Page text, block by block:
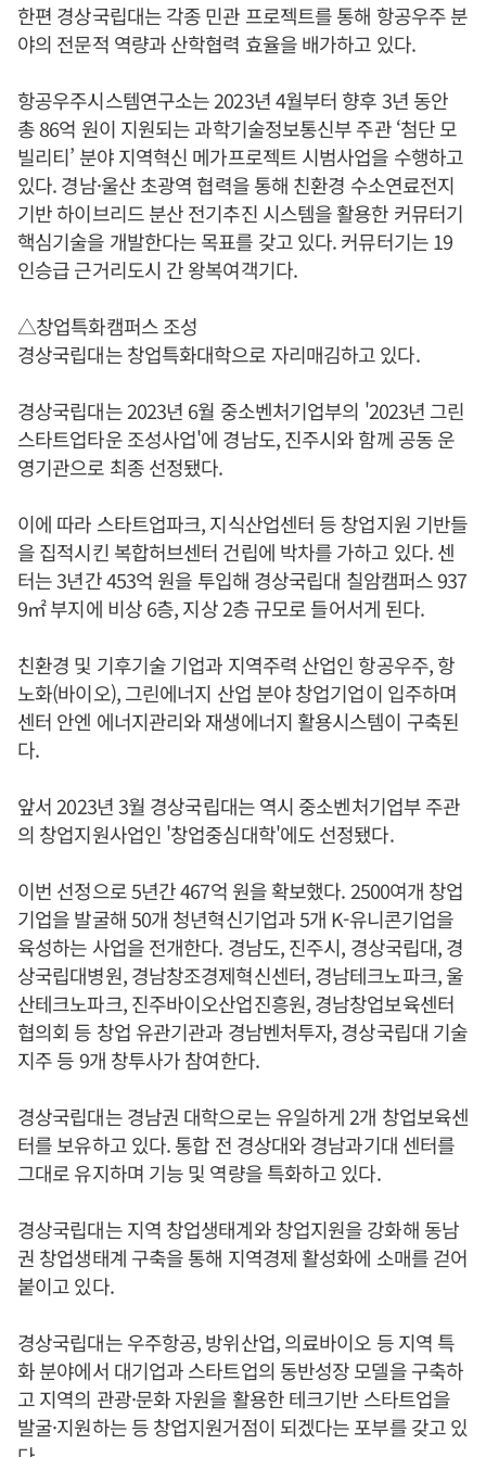
한편 경상국립대는 각종 민관 프로젝트를 통해 항공우주 분
야의 전문적 역량과 산학협력 효율을 배가하고 있다.
항공우주시스템연구소는 2023년 4월부터 향후 3년 동안
총 86억 원이 지원되는 과학기술정보통신부 주관 ‘첨단 모
빌리티’ 분야 지역혁신 메가프로젝트 시범사업을 수행하고
있다. 경남·울산 초광역 협력을 통해 친환경 수소연료전지
기반 하이브리드 분산 전기추진 시스템을 활용한 커뮤터기
핵심기술을 개발한다는 목표를 갖고 있다. 커뮤터기는 19
인승급 근거리도시 간 왕복여객기다.
△창업특화캠퍼스 조성
경상국립대는 창업특화대학으로 자리매김하고 있다.
경상국립대는 2023년 6월 중소벤처기업부의 '2023년 그린
스타트업타운 조성사업'에 경남도, 진주시와 함께 공동 운
영기관으로 최종 선정됐다.
이에 따라 스타트업파크, 지식산업센터 등 창업지원 기반들
을 집적시킨 복합허브센터 건립에 박차를 가하고 있다. 센
터는 3년간 453억 원을 투입해 경상국립대 칠암캠퍼스 937
9㎡ 부지에 비상 6층, 지상 2층 규모로 들어서게 된다.
친환경 및 기후기술 기업과 지역주력 산업인 항공우주, 항
노화(바이오), 그린에너지 산업 분야 창업기업이 입주하며
센터 안엔 에너지관리와 재생에너지 활용시스템이 구축된
다.
앞서 2023년 3월 경상국립대는 역시 중소벤처기업부 주관
의 창업지원사업인 '창업중심대학'에도 선정됐다.
이번 선정으로 5년간 467억 원을 확보했다. 2500여개 창업
기업을 발굴해 50개 청년혁신기업과 5개 K-유니콘기업을
육성하는 사업을 전개한다. 경남도, 진주시, 경상국립대, 경
상국립대병원, 경남창조경제혁신센터, 경남테크노파크, 울
산테크노파크, 진주바이오산업진흥원, 경남창업보육센터
협의회 등 창업 유관기관과 경남벤처투자, 경상국립대 기술
지주 등 9개 창투사가 참여한다.
경상국립대는 경남권 대학으로는 유일하게 2개 창업보육센
터를 보유하고 있다. 통합 전 경상대와 경남과기대 센터를
그대로 유지하며 기능 및 역량을 특화하고 있다.
경상국립대는 지역 창업생태계와 창업지원을 강화해 동남
권 창업생태계 구축을 통해 지역경제 활성화에 소매를 걷어
붙이고 있다.
경상국립대는 우주항공, 방위산업, 의료바이오 등 지역 특
화 분야에서 대기업과 스타트업의 동반성장 모델을 구축하
고 지역의 관광·문화 자원을 활용한 테크기반 스타트업을
발굴·지원하는 등 창업지원거점이 되겠다는 포부를 갖고 있